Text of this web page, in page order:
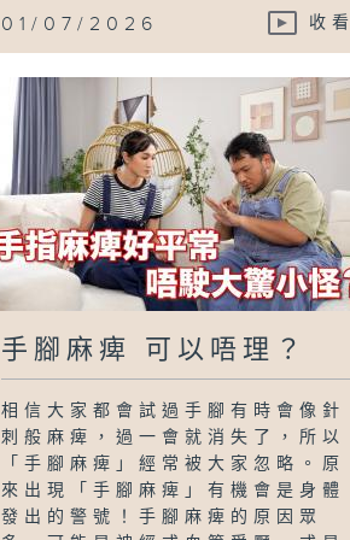
01/07/2026 收看
手腳麻痺 可以唔理？
相信大家都會試過手腳有時會像針
刺般麻痺，過一會就消失了，所以
「手腳麻痺」經常被大家忽略。原
來出現「手腳麻痺」有機會是身體
發出的警號！手腳麻痺的原因眾